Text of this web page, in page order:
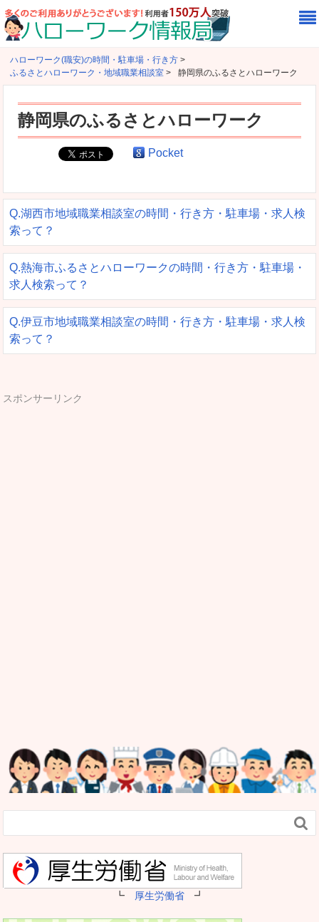
ハローワーク(職安)の時間・駐車場・行き方 >
ふるさとハローワーク・地域職業相談室 > 静岡県のふるさとハローワーク
静岡県のふるさとハローワーク
Pocket
Q.湖西市地域職業相談室の時間・行き方・駐車場・求人検
索って？
Q.熱海市ふるさとハローワークの時間・行き方・駐車場・
求人検索って？
Q.伊豆市地域職業相談室の時間・行き方・駐車場・求人検
索って？
スポンサーリンク

┗ 厚生労働省 ┛